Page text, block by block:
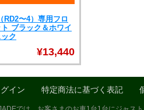
RD2〜4）専用フロ
ブラック＆ホワイ
ック
¥13,440
イン 特定商法に基づく表記